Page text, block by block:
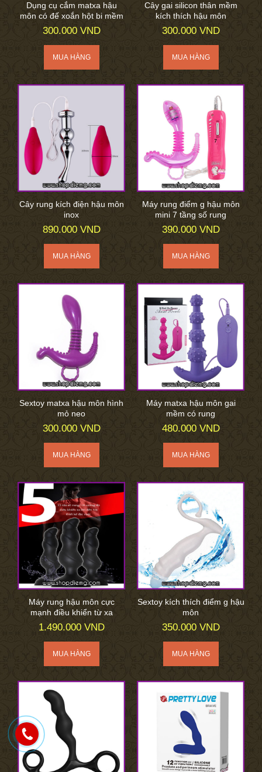
Dụng cụ cắm matxa hậu
môn có đế xoắn hột bi mềm
300.000 VND
Cây gai silicon thân mềm
kích thích hậu môn
300.000 VND
Cây rung kích điện hậu môn
inox
890.000 VND
Máy rung điểm g hậu môn
mini 7 tầng số rung
390.000 VND
Sextoy matxa hậu môn hình
mỏ neo
300.000 VND
Máy matxa hậu môn gai
mềm có rung
480.000 VND
Máy rung hậu môn cực
mạnh điều khiển từ xa
1.490.000 VND
Sextoy kích thích điểm g hậu
môn
350.000 VND